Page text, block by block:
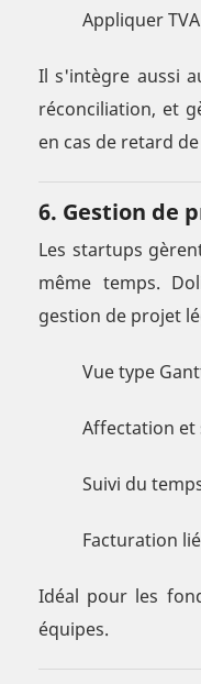
Appliquer
Il s'intègre aussi
réconciliation, et
en cas de retard
6. Gestion de
Les startups
même temps.
gestion de projet
Vue type
Affectation et
Suivi du
Facturation
Idéal pour les
équipes.